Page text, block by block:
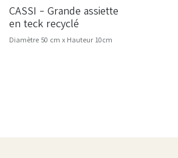
CASSI - Grande assiette
en teck recyclé
Diamètre 50 cm x Hauteur 10cm